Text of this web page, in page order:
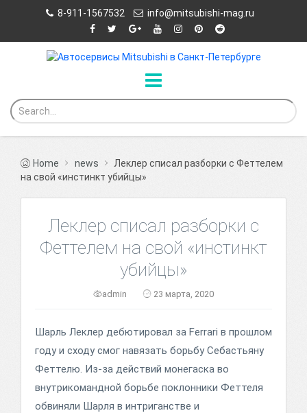
8-911-1567532 info@mitsubishi-mag.ru
Home news
Леклер списал разборки с Феттелем
на свой «инстинкт убийцы»
Леклер списал разборки с
Феттелем на свой «инстинкт
убийцы»
admin 23 марта, 2020
Шарль Леклер дебютировал за Ferrari в прошлом
году и сходу смог навязать борьбу Себастьяну
Феттелю. Из-за действий монегаска во
внутрикомандной борьбе поклонники Феттеля
обвиняли Шарля в интриганстве и